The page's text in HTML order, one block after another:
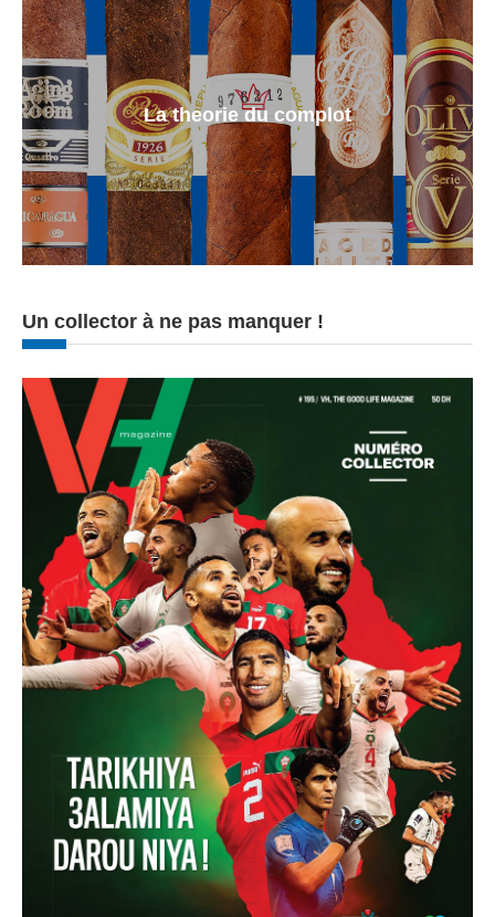
La theorie du complot
Un collector à ne pas manquer !